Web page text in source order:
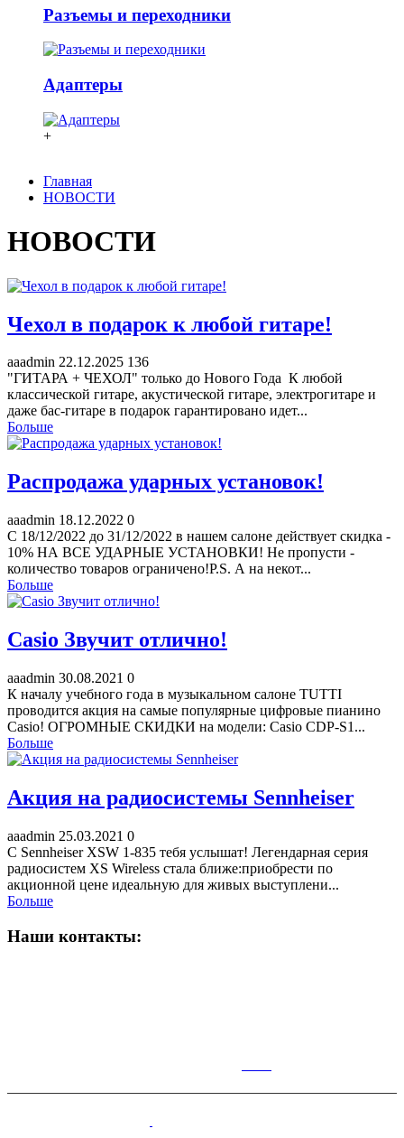
Разъемы и переходники
Адаптеры
+
Главная
НОВОСТИ
НОВОСТИ
Чехол в подарок к любой гитаре!
aaadmin 22.12.2025 136
"ГИТАРА + ЧЕХОЛ" только до Нового Года К любой
классической гитаре, акустической гитаре, электрогитаре и
даже бас-гитаре в подарок гарантировано идет...
Больше
Распродажа ударных установок!
aaadmin 18.12.2022 0
С 18/12/2022 до 31/12/2022 в нашем салоне действует скидка -
10% НА ВСЕ УДАРНЫЕ УСТАНОВКИ! Не пропусти -
количество товаров ограничено!P.S. А на некот...
Больше
Casio Звучит отлично!
aaadmin 30.08.2021 0
К началу учебного года в музыкальном салоне TUTTI
проводится акция на самые популярные цифровые пианино
Casio! ОГРОМНЫЕ СКИДКИ на модели: Casio CDP-S1...
Больше
Акция на радиосистемы Sennheiser
aaadmin 25.03.2021 0
С Sennheiser XSW 1-835 тебя услышат! Легендарная серия
радиосистем XS Wireless стала ближе:приобрести по
акционной цене идеальную для живых выступлени...
Больше
Наши контакты: